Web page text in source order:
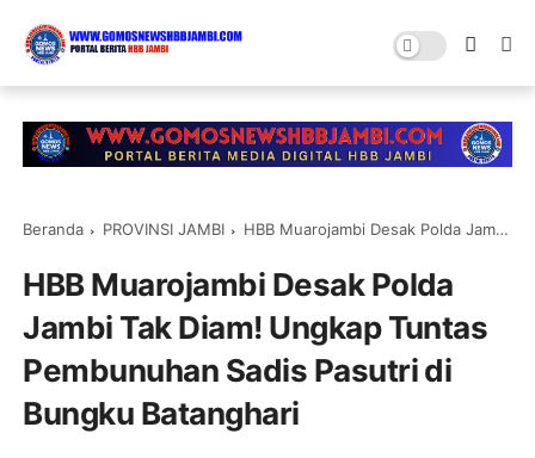
Beranda PROVINSI JAMBI HBB Muarojambi Desak Polda Jambi Tak Diam! Ungkap Tuntas Pembunuhan Sadis Pasutri di Bungku Batanghari
HBB Muarojambi Desak Polda
Jambi Tak Diam! Ungkap Tuntas
Pembunuhan Sadis Pasutri di
Bungku Batanghari